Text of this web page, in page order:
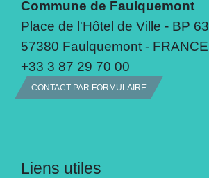
Commune de Faulquemont
Place de l'Hôtel de Ville - BP 63
57380 Faulquemont - FRANCE
+33 3 87 29 70 00
CONTACT PAR FORMULAIRE
Liens utiles